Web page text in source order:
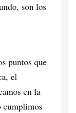
son los
puntos que
el
en la
cumplimos